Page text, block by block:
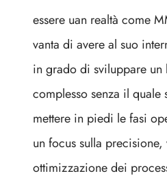
essere uan realtà come
vanta di avere al suo
in grado di sviluppare
complesso senza il
mettere in piedi le fasi
un focus sulla
ottimizzazione dei